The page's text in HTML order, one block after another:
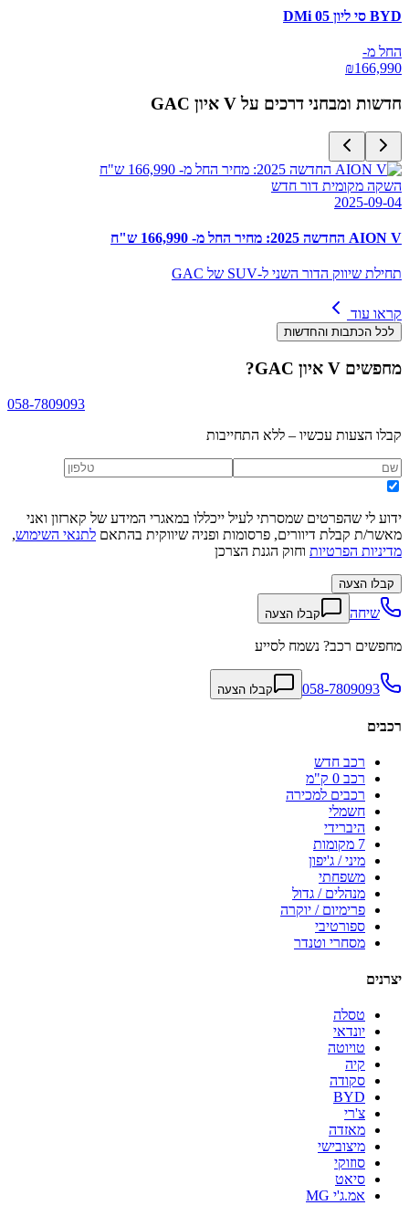
BYD סי ליון 05 DMi
החל מ-
₪166,990
חדשות ומבחני דרכים על GAC איון V
השקה מקומית דור חדש
2025-09-04
AION V החדשה 2025: מחיר החל מ- 166,990 ש"ח
תחילת שיווק הדור השני ל-SUV של GAC
קראו עוד
לכל הכתבות והחדשות
מחפשים GAC איון V ?
058-7809093
קבלו הצעות עכשיו – ללא התחייבות
ידוע לי שהפרטים שמסרתי לעיל ייכללו במאגרי המידע של קארזון ואני
מאשר/ת קבלת דיוורים, פרסומות ופניה שיווקית בהתאם לתנאי השימוש,
מדיניות הפרטיות וחוק הגנת הצרכן
קבלו הצעה
שיחה קבלו הצעה
מחפשים רכב? נשמח לסייע
058-7809093 קבלו הצעה
רכבים
רכב חדש
רכב 0 ק"מ
רכבים למכירה
חשמלי
היברידי
7 מקומות
מיני / ג'יפון
משפחתי
מנהלים / גדול
פרימיום / יוקרה
ספורטיבי
מסחרי וטנדר
יצרנים
טסלה
יונדאי
טויוטה
קיה
סקודה
BYD
צ'רי
מאזדה
מיצובישי
סוזוקי
סיאט
אמ.ג'י MG